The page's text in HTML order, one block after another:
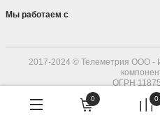
Мы работаем с
2017-2024 © Телеметрия ООО -
ОГРН
0 0